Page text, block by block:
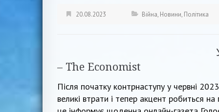
20.08.2023 Війна, Новини, Політика
– The Economist
Після початку контрнаступу у червні
великі втрати і тепер акцент робиться